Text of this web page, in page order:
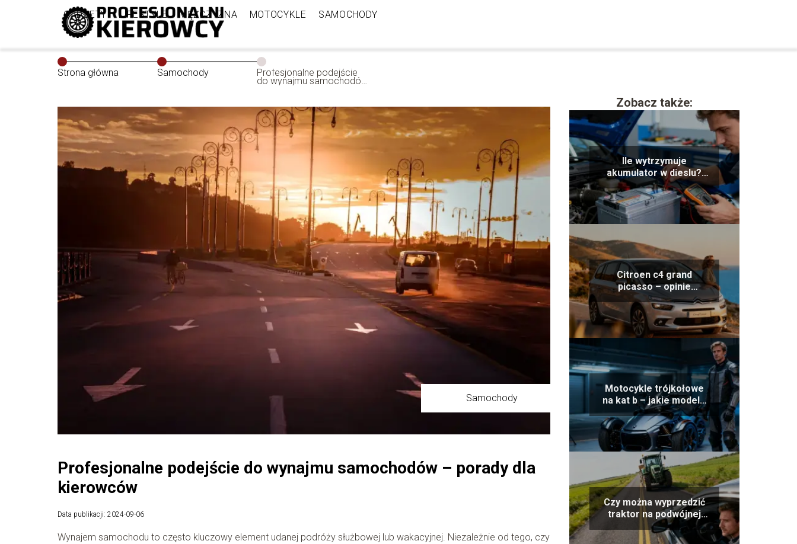
GADŻETY LIFESTYLE MĘŻCZYZNA MOTOCYKLE SAMOCHODY
Strona główna Samochody Profesjonalne podejście
do wynajmu samochodów
– porady dla kierowców
Samochody
Profesjonalne podejście do wynajmu samochodów – porady dla
kierowców
Data publikacji: 2024-09-06
Wynajem samochodu to często kluczowy element udanej podróży służbowej lub wakacyjnej. Niezależnie od tego, czy
Zobacz także:
Ile wytrzymuje
akumulator w dieslu?
Poradnik eksploatacji
Citroen c4 grand
picasso – opinie
użytkowników, wady i
zalety
Motocykle trójkołowe
na kat b – jakie modele
można prowadzić?
Czy można wyprzedzić
traktor na podwójnej
ciągłej?